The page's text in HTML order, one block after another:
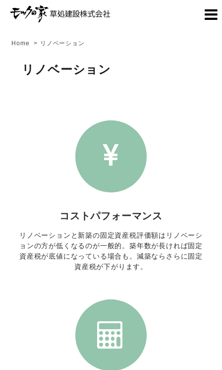
Home > リノベーション
リノベーション
コストパフォーマンス
リノベーションと新築の固定資産税評価額はリノベーシ
ョンの方が低くなるのが一般的。築年数が長ければ固定
資産税が底値になっている場合も。減築ならさらに固定
資産税が下がります。